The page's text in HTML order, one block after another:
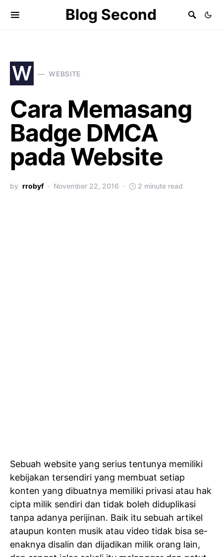
Blog Second
W WEBSITE
Cara Memasang
Badge DMCA
pada Website
by rrobyf November 22, 2016 2 minute read
Sebuah website yang serius tentunya memiliki
kebijakan tersendiri yang membuat setiap
konten yang dibuatnya memiliki privasi atau hak
cipta milik sendiri dan tidak boleh diduplikasi
tanpa adanya perijinan. Baik itu sebuah artikel
ataupun konten musik atau video tidak bisa se-
enaknya disalin dan dijadikan milik orang lain,